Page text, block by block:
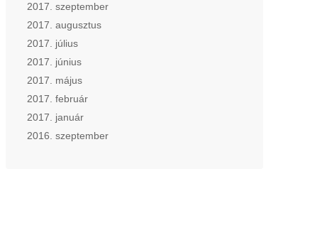
2017. szeptember
2017. augusztus
2017. július
2017. június
2017. május
2017. február
2017. január
2016. szeptember